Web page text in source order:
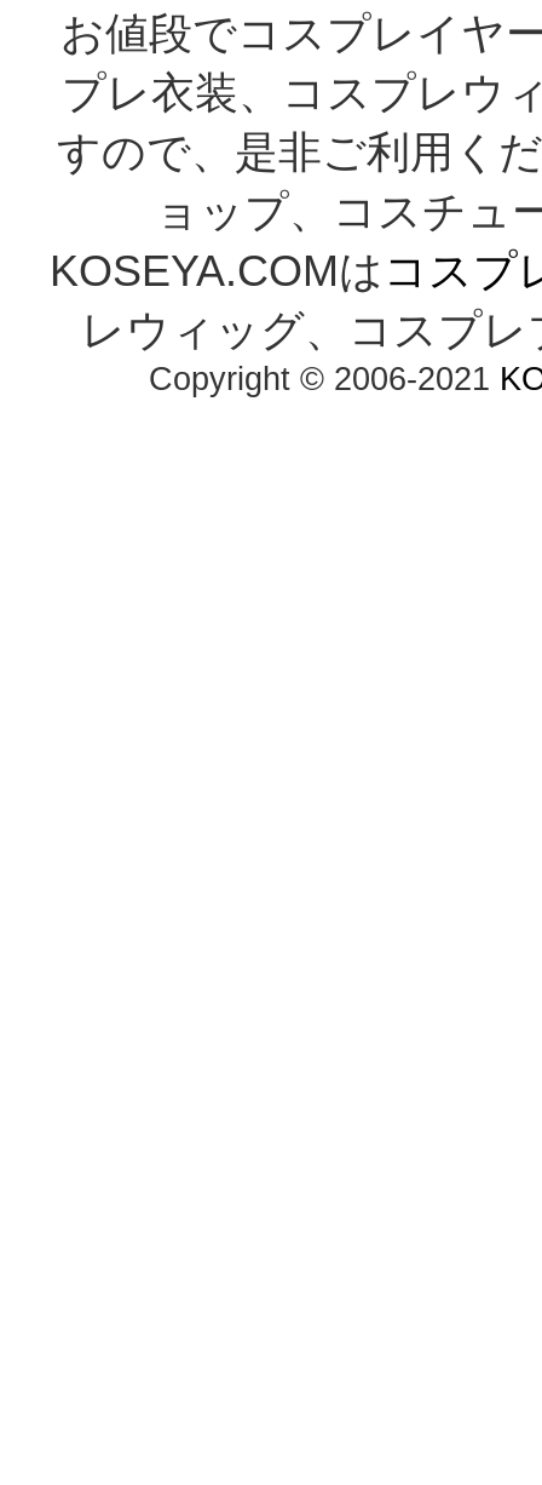
お値段でコスプレイヤ
プレ衣装、コスプレウ
すので、是非ご利用く
ョップ、コスチュ
KOSEYA.COMは コスプ
レウィッグ、コスプ
Copyright © 2006-2021